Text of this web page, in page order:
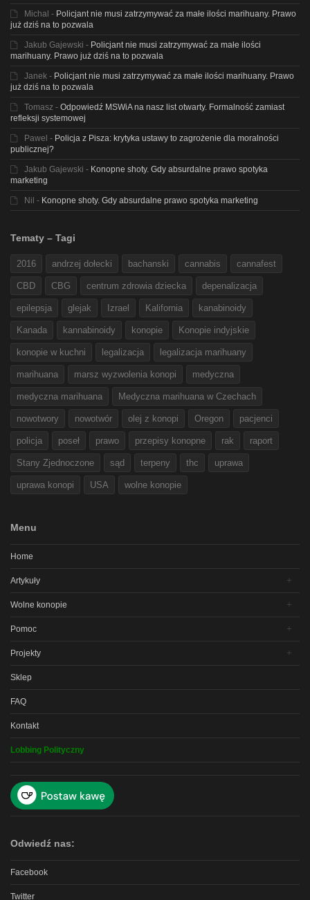
Michal - Policjant nie musi zatrzymywać za małe ilości marihuany. Prawo
już dziś na to pozwala
Jakub Gajewski - Policjant nie musi zatrzymywać za małe ilości
marihuany. Prawo już dziś na to pozwala
Janek - Policjant nie musi zatrzymywać za małe ilości marihuany. Prawo
już dziś na to pozwala
Tomasz - Odpowiedź MSWiA na nasz list otwarty. Formalność zamiast
refleksji systemowej
Pawel - Policja z Pisza: krytyka ustawy to zagrożenie dla moralności
publicznej?
Jakub Gajewski - Konopne shoty. Gdy absurdalne prawo spotyka
marketing
Nil - Konopne shoty. Gdy absurdalne prawo spotyka marketing
Tematy – Tagi
2016 andrzej dołecki bachanski cannabis cannafest
CBD CBG centrum zdrowia dziecka depenalizacja
epilepsja glejak Izrael Kalifornia kanabinoidy
Kanada kannabinoidy konopie Konopie indyjskie
konopie w kuchni legalizacja legalizacja marihuany
marihuana marsz wyzwolenia konopi medyczna
medyczna marihuana Medyczna marihuana w Czechach
nowotwory nowotwór olej z konopi Oregon pacjenci
policja poseł prawo przepisy konopne rak raport
Stany Zjednoczone sąd terpeny thc uprawa
uprawa konopi USA wolne konopie
Menu
Home
Artykuły
Wolne konopie
Pomoc
Projekty
Sklep
FAQ
Kontakt
Lobbing Polityczny
Odwiedź nas:
Facebook
Twitter